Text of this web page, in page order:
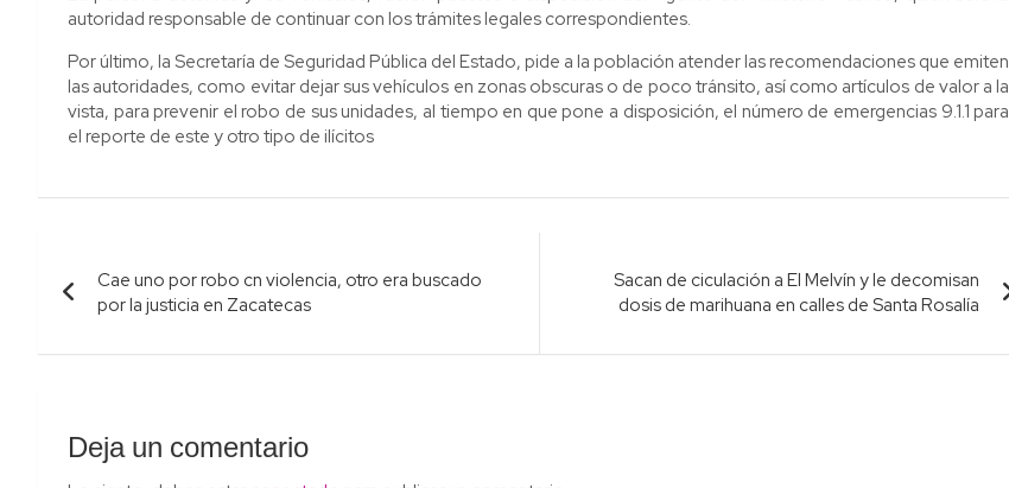
autoridad responsable de continuar con los trámites legales correspondientes.
Por último, la Secretaría de Seguridad Pública del Estado, pide a la población atender las recomendaciones que emiten
las autoridades, como evitar dejar sus vehículos en zonas obscuras o de poco tránsito, así como artículos de valor a la
vista, para prevenir el robo de sus unidades, al tiempo en que pone a disposición, el número de emergencias 9.1.1 para
el reporte de este y otro tipo de ilícitos
Navegación
de
entradas
Cae uno por robo cn violencia, otro era buscado
por la justicia en Zacatecas
Sacan de ciculación a El Melvín y le decomisan
dosis de marihuana en calles de Santa Rosalía
Deja un comentario